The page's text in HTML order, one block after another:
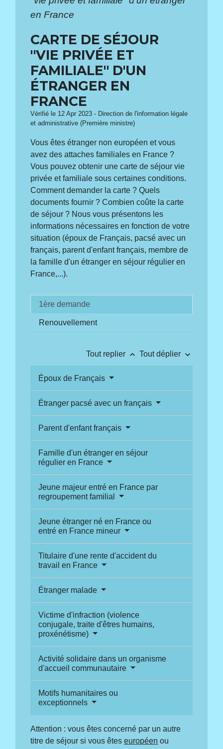
en France
CARTE DE SÉJOUR
"VIE PRIVÉE ET
FAMILIALE" D'UN
ÉTRANGER EN
FRANCE
Vérifié le 12 Apr 2023 - Direction de l'information légale
et administrative (Première ministre)
Vous êtes étranger non européen et vous
avez des attaches familiales en France ?
Vous pouvez obtenir une carte de séjour vie
privée et familiale sous certaines conditions.
Comment demander la carte ? Quels
documents fournir ? Combien coûte la carte
de séjour ? Nous vous présentons les
informations nécessaires en fonction de votre
situation (époux de Français, pacsé avec un
français, parent d'enfant français, membre de
la famille d'un étranger en séjour régulier en
France,...).
1ère demande
Renouvellement
Tout replier keyboard_arrow_up Tout déplier keyboard_arrow_down
Époux de Français
Étranger pacsé avec un français
Parent d'enfant français
Famille d'un étranger en séjour
régulier en France
Jeune majeur entré en France par
regroupement familial
Jeune étranger né en France ou
entré en France mineur
Titulaire d'une rente d'accident du
travail en France
Étranger malade
Victime d'infraction (violence
conjugale, traite d'êtres humains,
proxénétisme)
Activité solidaire dans un organisme
d'accueil communautaire
Motifs humanitaires ou
exceptionnels
Attention : vous êtes concerné par un autre
titre de séjour si vous êteseuropéen ou